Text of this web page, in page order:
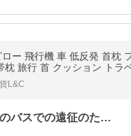
ー 飛行機 車 低反発 首枕
枕 旅行 首 クッション トラベ
持ち運び
L&C
東北から関西までのバスでの遠征のため購…